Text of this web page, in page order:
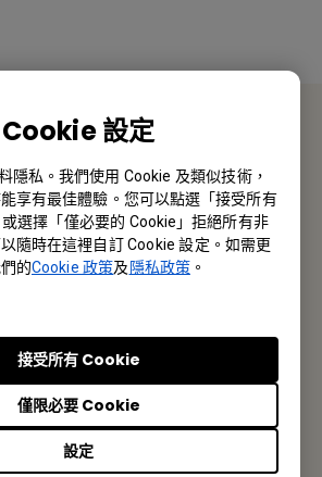
Cookie 設定
隱私。我們使用 Cookie 及類似技術，
享有最佳體驗。您可以點選「接受所有
選擇「僅必要的 Cookie」拒絕所有非
隨時在這裡自訂 Cookie 設定。如需更
的Cookie 政策及 隱私政策。
設定
僅限必要 Cookie
接受所有 Cookie
購 · 技術諮詢 · 售後服務
聯絡我們
BenQ 香港
限公司
道777-779號天安工業大廈10樓A-2室